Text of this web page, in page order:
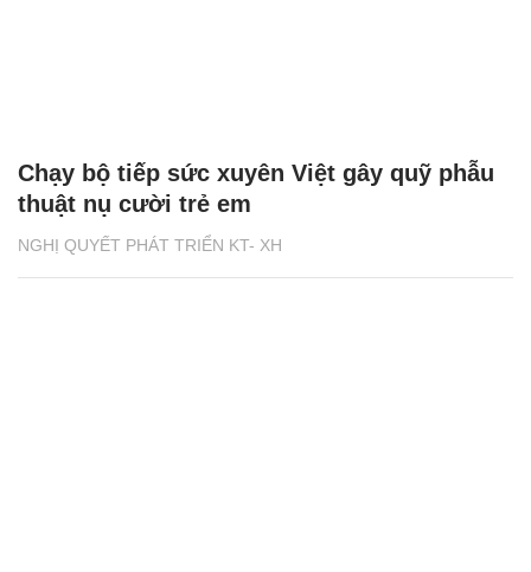
NGHỊ QUYẾT PHÁT TRIỂN KT- XH
Chạy bộ tiếp sức xuyên Việt gây quỹ phẫu
thuật nụ cười trẻ em